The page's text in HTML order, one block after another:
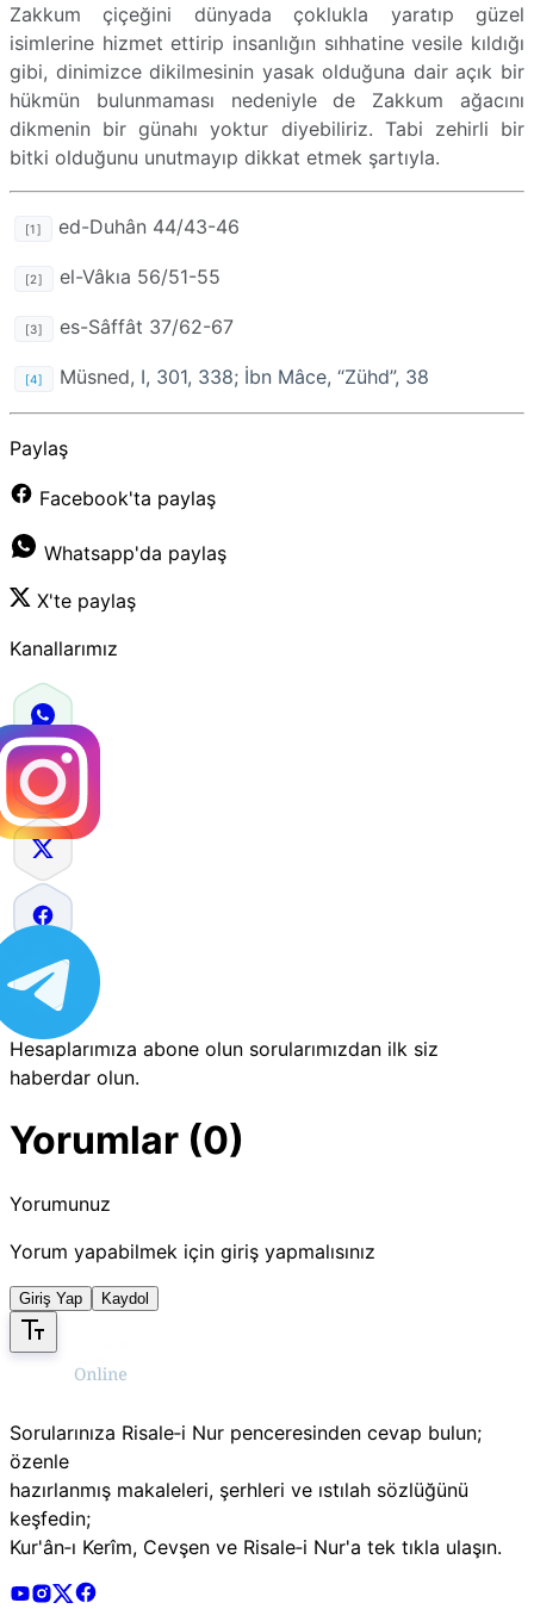
Zakkum çiçeğini dünyada çoklukla yaratıp güzel
isimlerine hizmet ettirip insanlığın sıhhatine vesile kıldığı
gibi, dinimizce dikilmesinin yasak olduğuna dair açık bir
hükmün bulunmaması nedeniyle de Zakkum ağacını
dikmenin bir günahı yoktur diyebiliriz. Tabi zehirli bir
bitki olduğunu unutmayıp dikkat etmek şartıyla.
[1] ed-Duhân 44/43-46
[2] el-Vâkıa 56/51-55
[3] es-Sâffât 37/62-67
[4] Müsned, I, 301, 338; İbn Mâce, “Zühd”, 38
Paylaş
Facebook'ta paylaş
Whatsapp'da paylaş
X'te paylaş
Kanallarımız
Hesaplarımıza abone olun sorularımızdan ilk siz
haberdar olun.
Yorumlar (0)
Yorumunuz
Yorum yapabilmek için giriş yapmalısınız
Giriş Yap Kaydol
Sorularınıza Risale‑i Nur penceresinden cevap bulun;
özenle
hazırlanmış makaleleri, şerhleri ve ıstılah sözlüğünü
keşfedin;
Kur'ân‑ı Kerîm, Cevşen ve Risale‑i Nur'a tek tıkla ulaşın.
Risale Online Youtube Hesabı
Risale Online Instagram Hesabı
Risale Online X Hesabı